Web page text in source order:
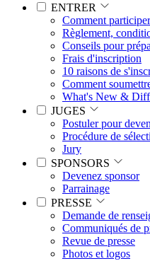
ENTRER
Comment participer
Règlement,
Conseils pour
Frais d'inscription
10 raisons de
Comment
What's New &
JUGES
Postuler pour
Procédure de
Jury
SPONSORS
Devenez sponsor
Parrainage
PRESSE
Demande de
Communiqués de
Revue de presse
Photos et logos